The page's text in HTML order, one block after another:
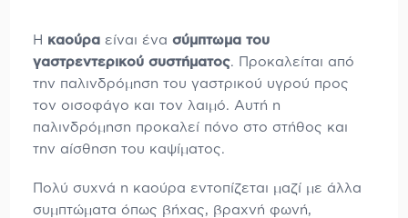
Η καούρα είναι ένασύμπτωμα του
γαστρεντερικού συστήματος. Προκαλείται από
την παλινδρόμηση του γαστρικού υγρού προς
τον οισοφάγο και τον λαιμό. Αυτή η
παλινδρόμηση προκαλεί πόνο στο στήθος και
την αίσθηση του καψίματος.
Πολύ συχνά η καούρα εντοπίζεται μαζί με άλλα
συμπτώματα όπως βήχας, βραχνή φωνή,